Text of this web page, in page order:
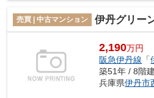
売買 | 中古マンション 伊丹グリー
2,190万円
阪急伊丹線 「
築51年 / 8階建
兵庫県伊丹市